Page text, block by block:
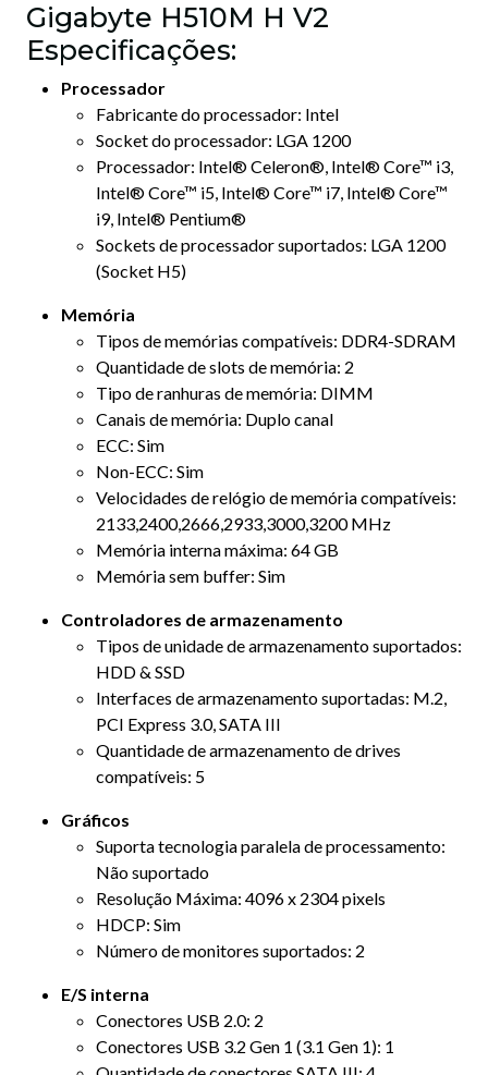
Gigabyte H510M H V2
Especificações:
Processador
Fabricante do processador: Intel
Socket do processador: LGA 1200
Processador: Intel® Celeron®, Intel® Core™ i3,
Intel® Core™ i5, Intel® Core™ i7, Intel® Core™
i9, Intel® Pentium®
Sockets de processador suportados: LGA 1200
(Socket H5)
Memória
Tipos de memórias compatíveis: DDR4-SDRAM
Quantidade de slots de memória: 2
Tipo de ranhuras de memória: DIMM
Canais de memória: Duplo canal
ECC: Sim
Non-ECC: Sim
Velocidades de relógio de memória compatíveis:
2133,2400,2666,2933,3000,3200 MHz
Memória interna máxima: 64 GB
Memória sem buffer: Sim
Controladores de armazenamento
Tipos de unidade de armazenamento suportados:
HDD & SSD
Interfaces de armazenamento suportadas: M.2,
PCI Express 3.0, SATA III
Quantidade de armazenamento de drives
compatíveis: 5
Gráficos
Suporta tecnologia paralela de processamento:
Não suportado
Resolução Máxima: 4096 x 2304 pixels
HDCP: Sim
Número de monitores suportados: 2
E/S interna
Conectores USB 2.0: 2
Conectores USB 3.2 Gen 1 (3.1 Gen 1): 1